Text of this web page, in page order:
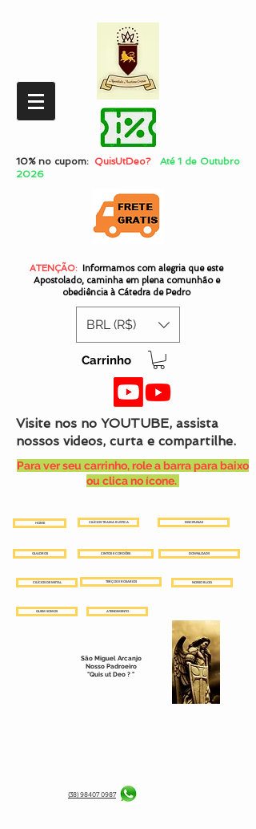
10% no cupom: QuisUtDeo? Até 1 de Outubro
2026
ATENÇÃO: Informamos com alegria que este
Apostolado, caminha em plena comunhão e
obediência à Cátedra de Pedro
BRL (R$)
Carrinho
Visite nos no YOUTUBE, assista
nossos videos, curta e compartilhe.
Para ver seu carrinho, role a barra para baixo
ou clica no ícone.
HOME CILÍCIOS TRAMA RUSTICA DISCIPLINAS
QUADROS CINTOS E CORDÕES DOWNLOADS
CILÍCIOS DE METAL TERÇOS E ROSARIOS NOSSO BLOG
QUEM SOMOS ATENDIMENTO
São Miguel Arcanjo
Nosso Padroeiro
"Quis ut Deo ? "
(38) 98407 0987